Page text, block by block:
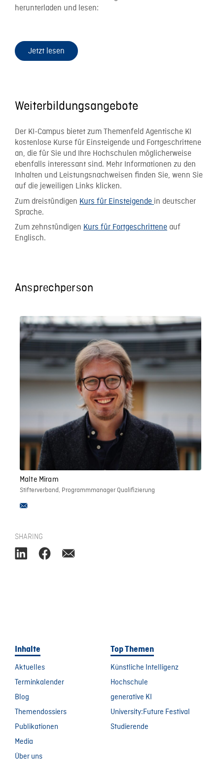
herunterladen und lesen:
Jetzt lesen
Weiterbildungsangebote
Der KI-Campus bietet zum Themenfeld Agentische KI
kostenlose Kurse für Einsteigende und Fortgeschrittene
an, die für Sie und Ihre Hochschulen möglicherweise
ebenfalls interessant sind. Mehr Informationen zu den
Inhalten und Leistungsnachweisen finden Sie, wenn Sie
auf die jeweiligen Links klicken.
Zum dreistündigen Kurs für Einsteigende in deutscher
Sprache.
Zum zehnstündigen Kurs für Fortgeschrittene auf
Englisch.
Ansprechperson
Malte Miram
Stifterverband, Programmmanager Qualifizierung
SHARING
Inhalte
Aktuelles
Terminkalender
Blog
Themendossiers
Publikationen
Media
Über uns
Top Themen
Künstliche Intelligenz
Hochschule
generative KI
University:Future Festival
Studierende